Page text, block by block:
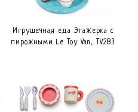
Игрушечная еда Этажерка с
пирожными Le Toy Van, TV283